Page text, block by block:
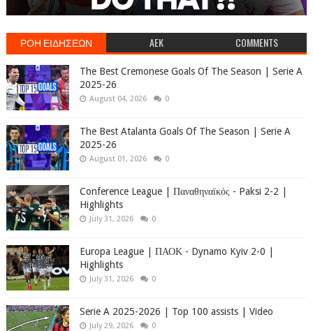
ΡΟΗ ΕΙΔΗΣΕΩΝ AEK COMMENTS
The Best Cremonese Goals Of The Season | Serie A
2025-26
August 04, 2026 0
The Best Atalanta Goals Of The Season | Serie A
2025-26
August 01, 2026 0
Conference League | Παναθηναϊκός - Paksi 2-2 |
Highlights
July 31, 2026 0
Europa League | ΠΑΟΚ - Dynamo Kyiv 2-0 |
Highlights
July 31, 2026 0
Serie A 2025-2026 | Top 100 assists | Video
July 29, 2026 0